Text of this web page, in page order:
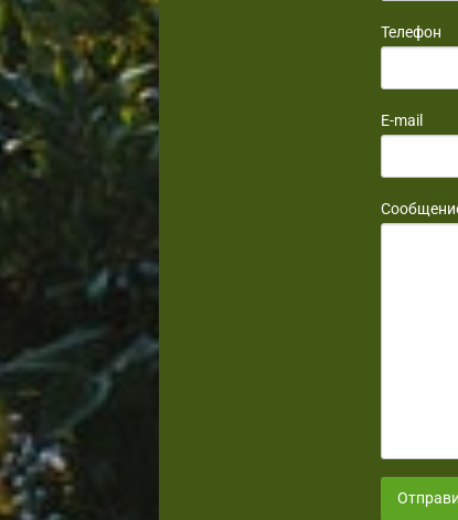
Телефон
E-mail